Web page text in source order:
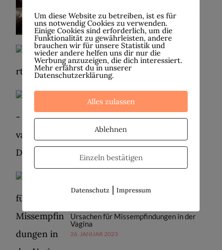
Homöopathie und ätherischen Ölen
16. FEBRUAR 2023
Fehlgeburten | Teil 1: Was du darüber
wissen solltest
9. FEBRUAR 2023
Vaginose – eine vaginale Dysbiose
2. FEBRUAR 2023
Ursachen für Missempfindungen in der
Vagina
26. JANUAR 2023
Um diese Website zu betreiben, ist es für
uns notwendig Cookies zu verwenden.
Einige Cookies sind erforderlich, um die
Funktionalität zu gewährleisten, andere
brauchen wir für unsere Statistik und
wieder andere helfen uns dir nur die
Werbung anzuzeigen, die dich interessiert.
Mehr erfährst du in unserer
Datenschutzerklärung.
Alles zulassen
Ablehnen
Einzeln bestätigen
Datenschutz | Impressum